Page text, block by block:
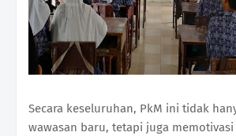
Secara keseluruhan, PkM ini tidak
wawasan baru, tetapi juga